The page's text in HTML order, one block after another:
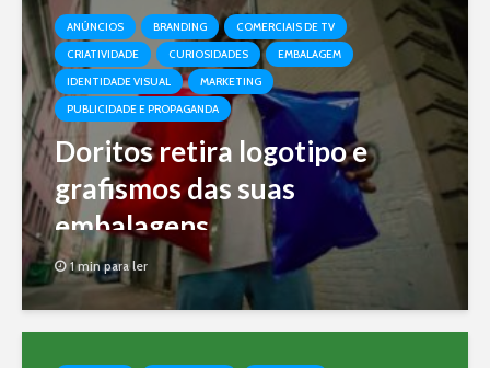
ANÚNCIOS BRANDING
COMERCIAIS DE TV
CRIATIVIDADE
CURIOSIDADES
EMBALAGEM
IDENTIDADE VISUAL
MARKETING
PUBLICIDADE E PROPAGANDA
Doritos retira logotipo e
grafismos das suas
embalagens
1 min para ler